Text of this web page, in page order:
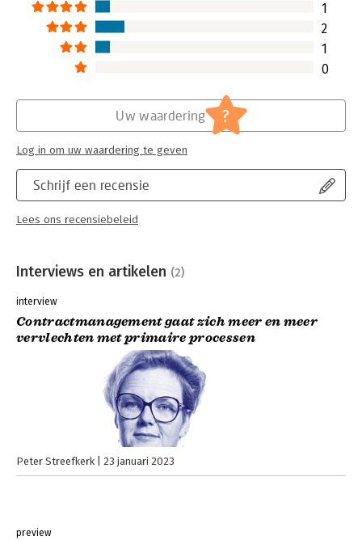
1
2
1
0
Schrijf een recensie
Lees ons recensiebeleid
Uw waardering ?
Log in om uw waardering te geven
Interviews en artikelen (2)
interview
Contractmanagement gaat zich meer en meer
vervlechten met primaire processen
Peter Streefkerk 23 januari 2023
preview